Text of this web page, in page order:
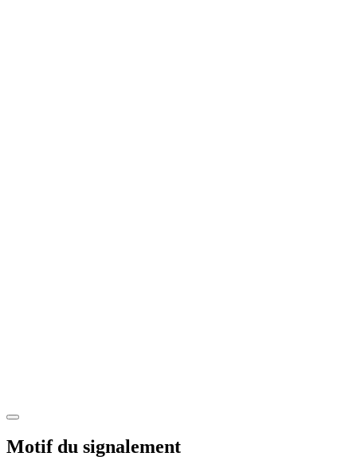
Motif du signalement